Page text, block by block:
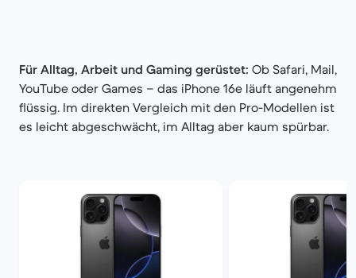
Für Alltag, Arbeit und Gaming gerüstet: Ob Safari, Mail,
YouTube oder Games – das iPhone 16e läuft angenehm
flüssig. Im direkten Vergleich mit den Pro-Modellen ist
es leicht abgeschwächt, im Alltag aber kaum spürbar.